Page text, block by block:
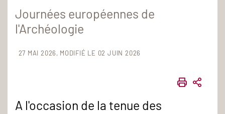
Journées européennes de
l'Archéologie
27 MAI 2026 MODIFIÉ LE 02 JUIN 2026
A l'occasion de la tenue des